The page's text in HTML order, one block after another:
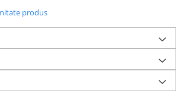
compacte
compacte
produs